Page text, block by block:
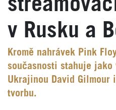
v Rusku a
Kromě nahrávek Pink
současnosti stahuje
Ukrajinou David Gilmour
tvorbu.